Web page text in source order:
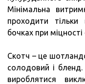
Мінімальна
проходити
бочках при
Скотч – це
солодовий і
вироблятися